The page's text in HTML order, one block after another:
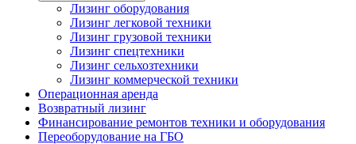
Лизинг оборудования
Лизинг легковой техники
Лизинг грузовой техники
Лизинг спецтехники
Лизинг сельхозтехники
Лизинг коммерческой техники
Операционная аренда
Возвратный лизинг
Финансирование ремонтов техники и оборудования
Переоборудование на ГБО